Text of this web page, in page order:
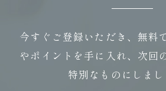
今すぐご登録いただき、無料
やポイントを手に入れ、 次回
特別なものにしまし